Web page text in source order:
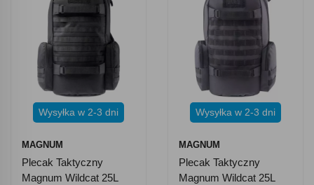
Wysyłka w 2-3 dni
MAGNUM
Plecak Taktyczny
Magnum Wildcat 25L
Wysyłka w 2-3 dni
MAGNUM
Plecak Taktyczny
Magnum Wildcat 25L